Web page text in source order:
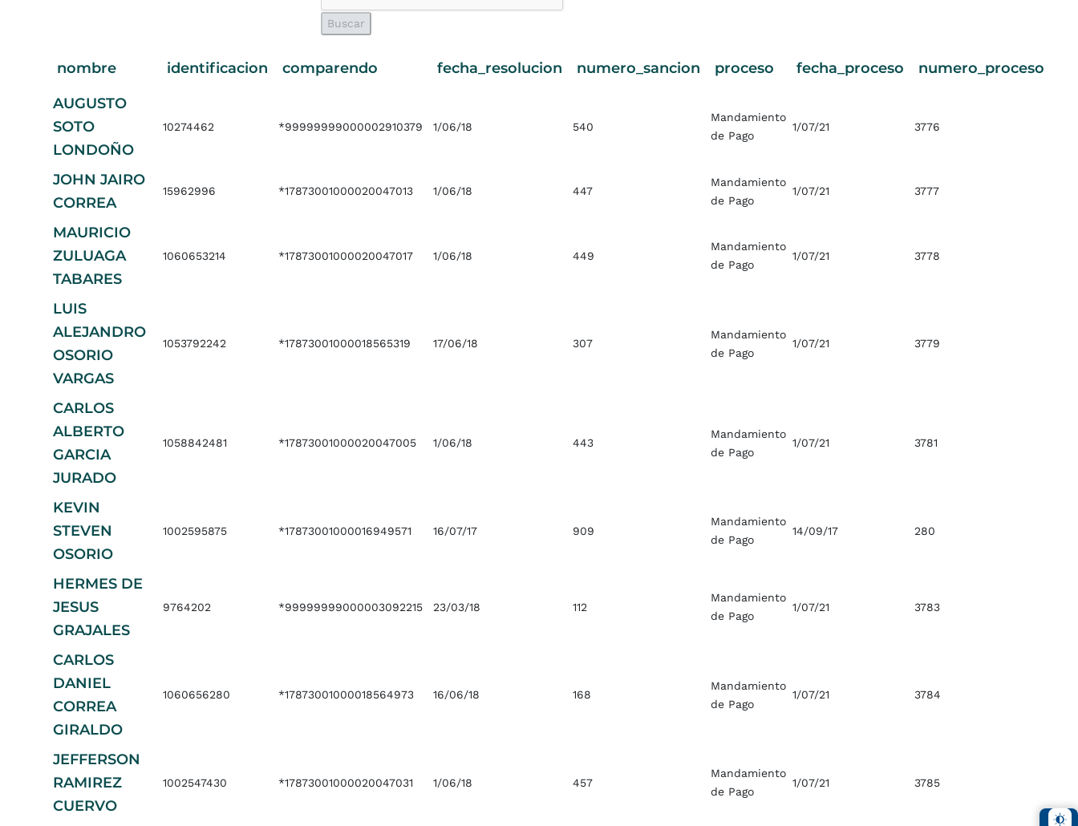
nombre identificacion comparendo fecha_resolucion numero_sancion proceso fecha_proceso
numero_proceso
AUGUSTO
SOTO
LONDOÑO
10274462 *99999999000002910379 1/06/18 540
Mandamiento
de Pago
1/07/21 3776
JOHN JAIRO
CORREA
15962996 *17873001000020047013 1/06/18 447
Mandamiento
de Pago
1/07/21 3777
MAURICIO
ZULUAGA
TABARES
1060653214 *17873001000020047017 1/06/18 449
Mandamiento
de Pago
1/07/21 3778
LUIS
ALEJANDRO
OSORIO
VARGAS
1053792242 *17873001000018565319 17/06/18 307
Mandamiento
de Pago
1/07/21 3779
CARLOS
ALBERTO
GARCIA
JURADO
1058842481 *17873001000020047005 1/06/18 443
Mandamiento
de Pago
1/07/21 3781
KEVIN
STEVEN
OSORIO
1002595875 *17873001000016949571 16/07/17 909
Mandamiento
de Pago
14/09/17 280
HERMES DE
JESUS
GRAJALES
9764202 *99999999000003092215 23/03/18 112
Mandamiento
de Pago
1/07/21 3783
CARLOS
DANIEL
CORREA
GIRALDO
1060656280 *17873001000018564973 16/06/18 168
Mandamiento
de Pago
1/07/21 3784
JEFFERSON
RAMIREZ
CUERVO
1002547430 *17873001000020047031 1/06/18 457
Mandamiento
de Pago
1/07/21 3785